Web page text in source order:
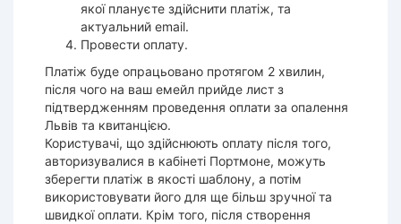
якої плануєте здійснити платіж, та
актуальний email.
Провести оплату.
Платіж буде опрацьовано протягом 2 хвилин,
після чого на ваш емейл прийде лист з
підтвердженням проведення оплати за опалення
Львів та квитанцією.
Користувачі, що здійснюють оплату після того,
авторизувалися в кабінеті Портмоне, можуть
зберегти платіж в якості шаблону, а потім
використовувати його для ще більш зручної та
швидкої оплати. Крім того, після створення